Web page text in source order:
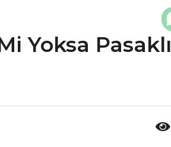
Yoksa Pasaklı